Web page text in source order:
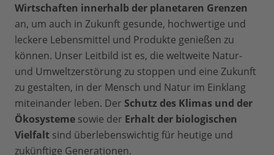
Wirtschaften innerhalb der planetaren Grenzen
an, um auch in Zukunft gesunde, hochwertige und
leckere Lebensmittel und Produkte genießen zu
können. Unser Leitbild ist es, die weltweite Natur-
und Umweltzerstörung zu stoppen und eine Zukunft
zu gestalten, in der Mensch und Natur im Einklang
miteinander leben. Der Schutz des Klimas und der
Ökosysteme sowie der Erhalt der biologischen
Vielfalt sind überlebenswichtig für heutige und
zukünftige Generationen.